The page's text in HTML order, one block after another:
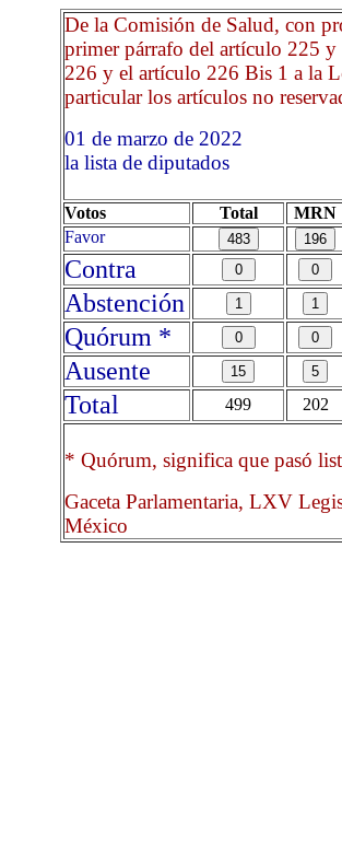
De la Comisión de Salud, con
primer párrafo del artículo 225 y
226 y el artículo 226 Bis 1 a la
particular los artículos no
01 de marzo de 2022
la lista de diputados
Votos Total
MRN
Favor
Contra
Abstención
Quórum *
Ausente
Total
499 202
* Quórum, significa que pasó
Gaceta Parlamentaria, LXV
México